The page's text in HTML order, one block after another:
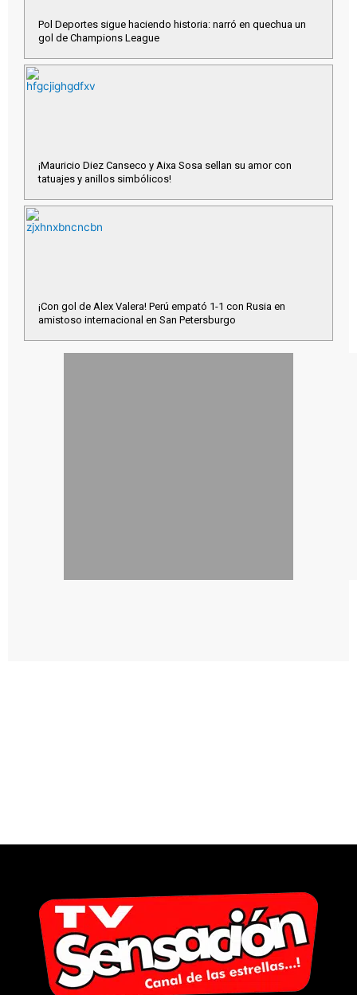
Pol Deportes sigue haciendo historia: narró en quechua un
gol de Champions League
¡Mauricio Diez Canseco y Aixa Sosa sellan su amor con
tatuajes y anillos simbólicos!
¡Con gol de Alex Valera! Perú empató 1-1 con Rusia en
amistoso internacional en San Petersburgo